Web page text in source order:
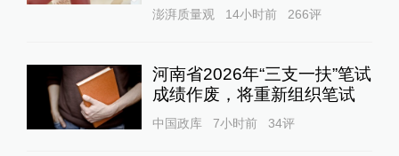
澎湃质量观 14小时前 266评
河南省2026年“三支一扶”笔试
成绩作废，将重新组织笔试
中国政库 7小时前 34评